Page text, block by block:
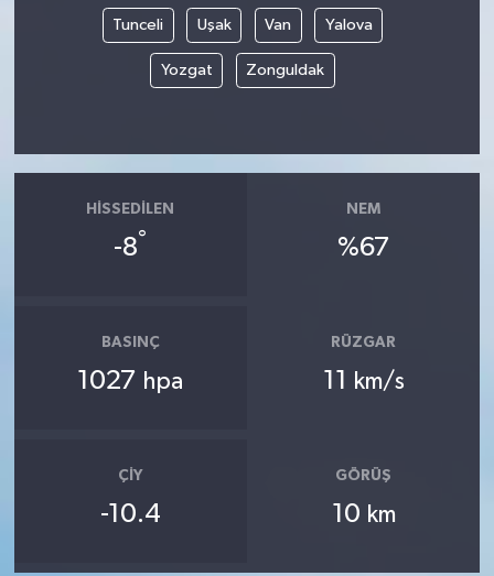
Tunceli Uşak Van Yalova
Yozgat Zonguldak
HISSEDILEN
-8°
NEM
%67
BASINÇ
1027 hpa
RÜZGAR
11 km/s
ÇIY
-10.4
GÖRÜŞ
10 km